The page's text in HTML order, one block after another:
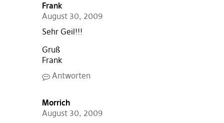
Frank
August 30, 2009
Sehr Geil!!!
Gruß
Frank
Antworten
Morrich
August 30, 2009